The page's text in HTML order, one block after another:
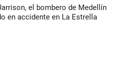
el bombero de Medellín
en accidente en La Estrella